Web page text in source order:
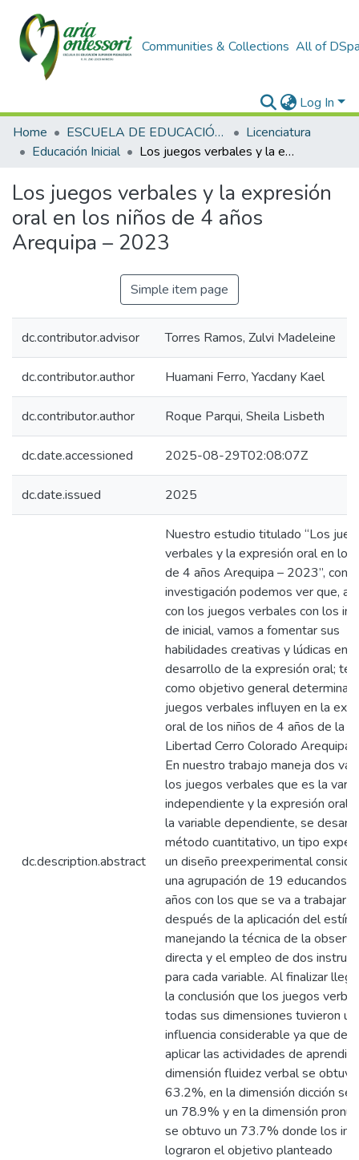
Communities & Collections All of
Log In
Home
ESCUELA DE EDUCACIÓN SUPERIOR PEDAGÓGICA
Licenciatura
Educación Inicial
Los juegos verbales y la expresión oral en los niños de 4 años Arequipa – 2023
Los juegos verbales y la expresión
oral en los niños de 4 años
Arequipa – 2023
Simple item page
dc.contributor.advisor Torres Ramos, Zulvi Madeleine
dc.contributor.author Huamani Ferro, Yacdany Kael
dc.contributor.author Roque Parqui, Sheila Lisbeth
dc.date.accessioned 2025-08-29T02:08:07Z
dc.date.issued 2025
dc.description.abstract
Nuestro estudio titulado “Los
verbales y la expresión oral en los
de 4 años Arequipa – 2023”, con
investigación podemos ver que, al
con los juegos verbales con los
de inicial, vamos a fomentar sus
habilidades creativas y lúdicas en
desarrollo de la expresión oral;
como objetivo general determinar
juegos verbales influyen en la
oral de los niños de 4 años de la
Libertad Cerro Colorado
En nuestro trabajo maneja dos
los juegos verbales que es la
independiente y la expresión oral
la variable dependiente, se
método cuantitativo, un tipo
un diseño preexperimental
una agrupación de 19 educandos
años con los que se va a trabajar
después de la aplicación del
manejando la técnica de la
directa y el empleo de dos
para cada variable. Al finalizar
la conclusión que los juegos
todas sus dimensiones tuvieron
influencia considerable ya que
aplicar las actividades de
dimensión fluidez verbal se
63.2%, en la dimensión dicción se
un 78.9% y en la dimensión
se obtuvo un 73.7% donde los
lograron el objetivo planteado